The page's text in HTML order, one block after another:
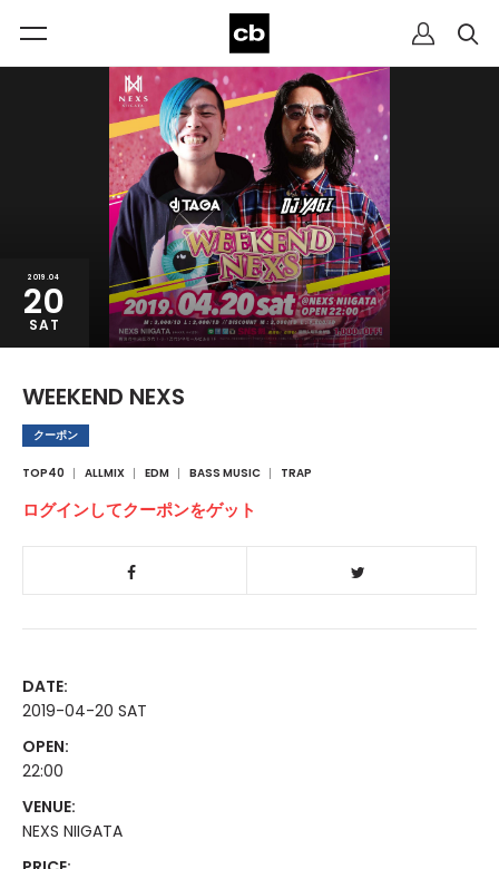
2019.04
20
SAT
WEEKEND NEXS
クーポン
TOP40 ALLMIX EDM BASS MUSIC TRAP
ログインしてクーポンをゲット
DATE:
2019-04-20 SAT
OPEN:
22:00
VENUE:
NEXS NIIGATA